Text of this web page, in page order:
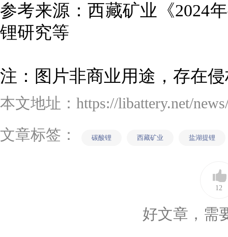
参考来源：西藏矿业《2024
锂研究等
注：图片非商业用途，存在
本文地址：https://libattery.net/
文章标签：
碳酸锂 西藏矿业 盐湖提锂
12
好文章，需